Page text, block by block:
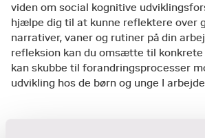
viden om social kognitive
hjælpe dig til at kunne reflektere over
narrativer, vaner og rutiner på din
refleksion kan du omsætte til konkrete
kan skubbe til forandringsprocesser
udvikling hos de børn og unge I